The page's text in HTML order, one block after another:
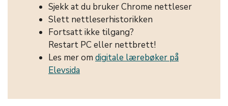
Sjekk at du bruker Chrome nettleser
Slett nettleserhistorikken
Fortsatt ikke tilgang?
Restart PC eller nettbrett!
Les mer om digitale lærebøker på
Elevsida